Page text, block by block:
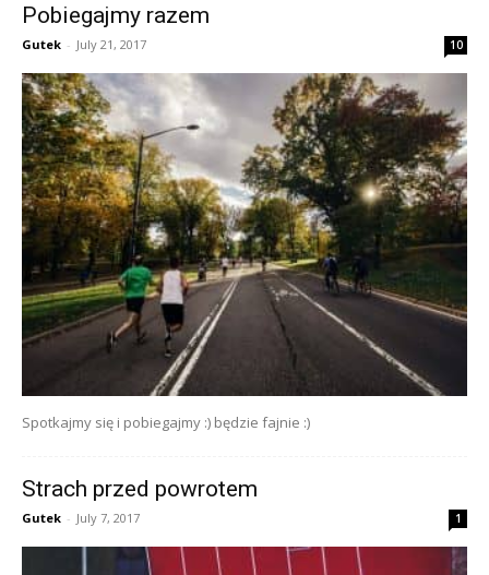
Pobiegajmy razem
Gutek - July 21, 2017 10
Spotkajmy się i pobiegajmy :) będzie fajnie :)
Strach przed powrotem
Gutek - July 7, 2017 1